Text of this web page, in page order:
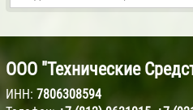
ГЕРМЕТИКИ, ПЕНА МОНТАЖНАЯ,
УЧРЕЖДЕНИЙ
ДВЕРИ ВЛАГОСТОЙКИЕ AQVA
ООО "Технические
ИНН: 7806308594